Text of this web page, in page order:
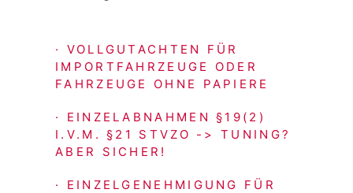
· VOLLGUTACHTEN FÜR
IMPORTFAHRZEUGE ODER
FAHRZEUGE OHNE PAPIERE
· EINZELABNAHMEN §19(2)
I.V.M. §21 STVZO -> TUNING?
ABER SICHER!
· EINZELGENEHMIGUNG FÜR